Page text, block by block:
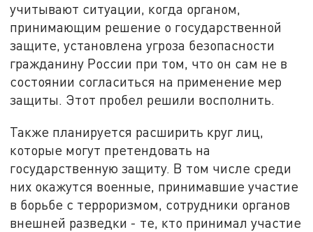
учитывают ситуации, когда органом,
принимающим решение о государственной
защите, установлена угроза безопасности
гражданину России при том, что он сам не в
состоянии согласиться на применение мер
защиты. Этот пробел решили восполнить.
Также планируется расширить круг лиц,
которые могут претендовать на
государственную защиту. В том числе среди
них окажутся военные, принимавшие участие
в борьбе с терроризмом, сотрудники органов
внешней разведки - те, кто принимал участие